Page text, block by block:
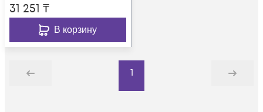
31 251 ₸
В корзину
Назад
1
Дальше